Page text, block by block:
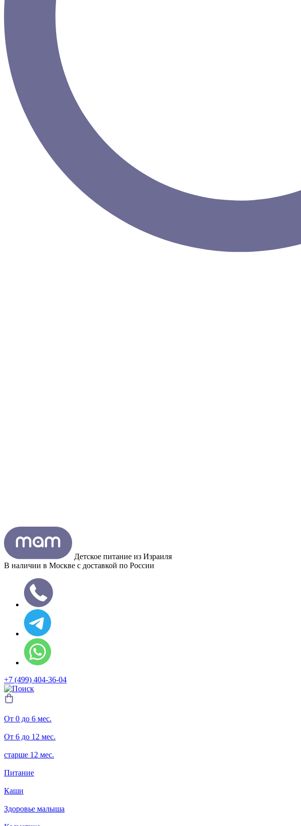
Детское питание из Израиля
В наличии в Москве с доставкой по России
+7 (499) 404-36-04
От 0 до 6 мес.
От 6 до 12 мес.
старше 12 мес.
Питание
Каши
Здоровье малыша